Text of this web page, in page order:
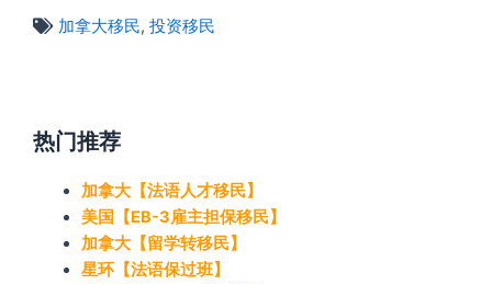
加拿大移民,投资移民
热门推荐
加拿大【法语人才移民】
美国【EB-3雇主担保移民】
加拿大【留学转移民】
星环【法语保过班】